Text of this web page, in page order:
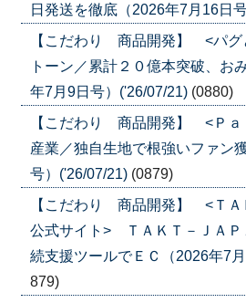
日発送を徹底（2026年7月16日
【こだわり 商品開発】 <パ
トーン／累計２０億本突破、お
年7月9日号）('26/07/21) (0880)
【こだわり 商品開発】 <Ｐ
産業／独自生地で根強いファン
号）('26/07/21) (0879)
【こだわり 商品開発】 <Ｔ
公式サイト> ＴＡＫＴ－ＪＡＰ
続支援ツールでＥＣ（2026年7
879)